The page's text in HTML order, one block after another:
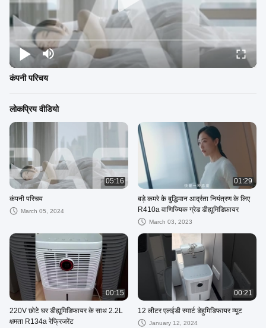
कंपनी परिचय
लोकप्रिय वीडियो
05:16
कंपनी परिचय
March 05, 2024
01:29
बड़े कमरे के बुद्धिमान आर्द्रता नियंत्रण के लिए
R410a वाणिज्यिक ग्रेड डीह्यूमिडिफ़ायर
March 03, 2023
00:15
220V छोटे घर डीह्यूमिडिफायर के साथ 2.2L
क्षमता R134a रेफ्रिजरेंट
00:21
12 लीटर एलईडी स्मार्ट डेहुमिडिफायर म्यूट
January 12, 2024